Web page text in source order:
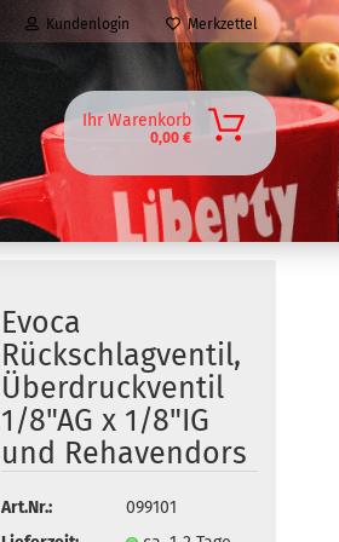
Kundenlogin Merkzettel
Ihr Warenkorb
0,00 €
Evoca
Rückschlagventil,
Überdruckventil
1/8"AG x 1/8"IG
und Rehavendors
Art.Nr.:
099101